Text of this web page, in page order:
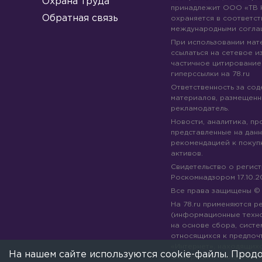
Обратная связь
принадлежит ООО «ТВ
охраняется в
международными
При использовании
ссылаться на сетевое
частичное
гиперссылки на 78.ru
Ответственность за
материалов,
рекламодатель.
Новости, аналитика,
представленные на
рекомендацией к
активов.
Свидетельство о
Роскомнадзором
Все права защищены
На 78.ru применяются
(информационные
на основе сбора,
относящихся к
Федерации).Подробнее
На нашем сайте используются cookie-файлы.